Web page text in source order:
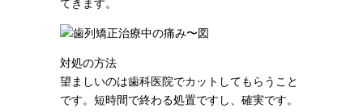
てきます。
対処の方法
望ましいのは歯科医院でカットしてもらうこと
です。短時間で終わる処置ですし、確実です。